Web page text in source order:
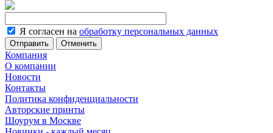
Я согласен на обработку персональных данных
Отменить
Компания
О компании
Новости
Контакты
Политика конфиденциальности
Авторские принты
Шоурум в Москве